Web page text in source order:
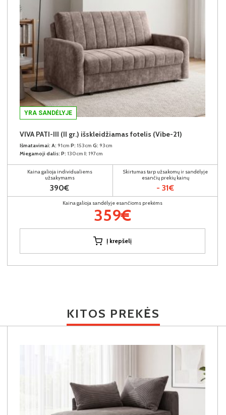
YRA SANDĖLYJE
VIVA PATI-III (II gr.) išskleidžiamas fotelis (Vibe-21)
Išmatavimai: A: 91cm P: 153cm G: 93cm
Miegamoji dalis: P: 130cm I: 197cm
Kaina galioja individualiems
užsakymams
390€
Skirtumas tarp užsakomų ir sandėlyje
esančių prekių kainų
- 31€
Kaina galioja sandėlyje esančioms prekėms
359€
Į krepšelį
KITOS PREKĖS